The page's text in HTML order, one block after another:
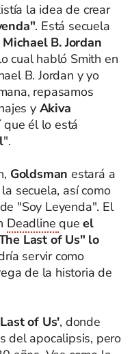
la idea de crear
. Está secuela
Michael B. Jordan
cual habló Smith en
B. Jordan y yo
repasamos
y Akiva
que él lo está
".
Goldsmanestará a
secuela, así como
"Soy Leyenda". El
Deadlineque el
Last of Us" lo
servir como
de la historia de
of Us', donde
del apocalipsis, pero